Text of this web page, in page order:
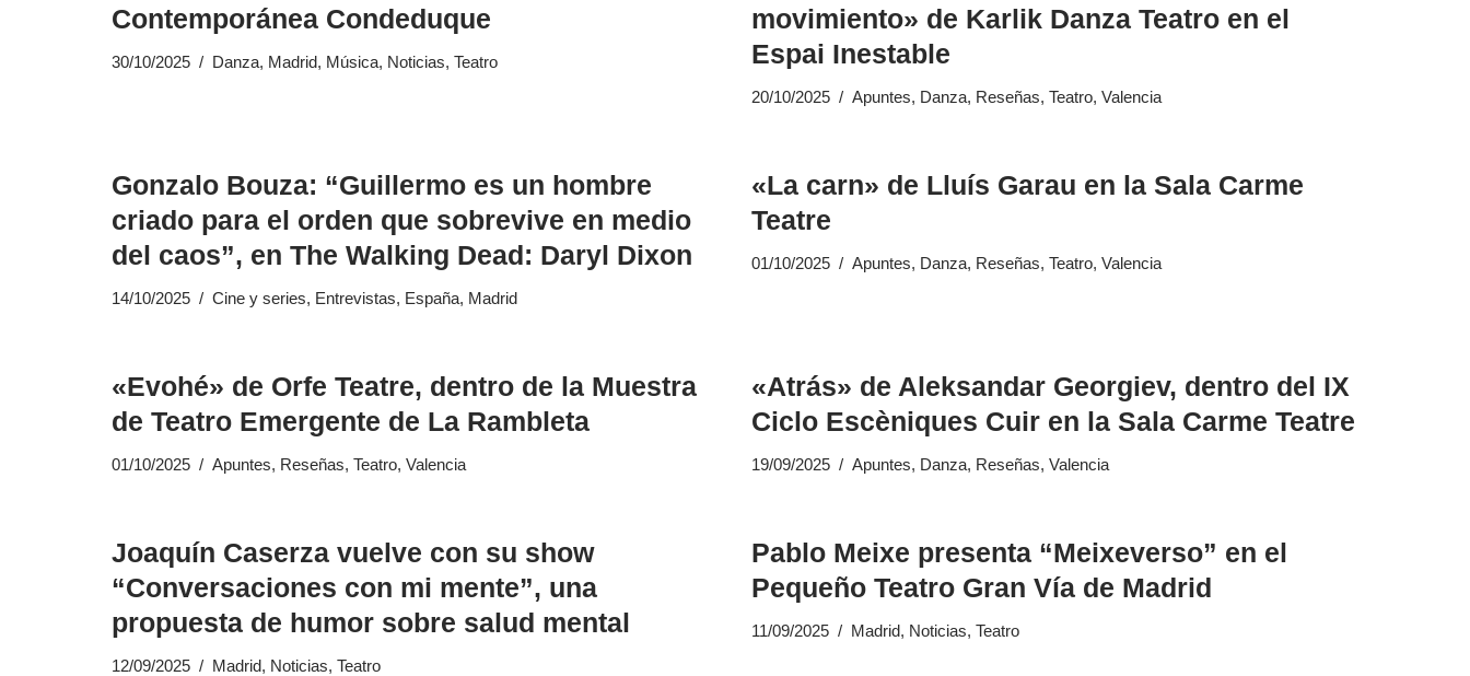
Contemporánea Condeduque
30/10/2025 Danza, Madrid, Música, Noticias, Teatro
movimiento» de Karlik Danza Teatro en el
Espai Inestable
20/10/2025 Apuntes, Danza, Reseñas, Teatro, Valencia
Gonzalo Bouza: “Guillermo es un hombre
criado para el orden que sobrevive en medio
del caos”, en The Walking Dead: Daryl Dixon
14/10/2025 Cine y series, Entrevistas, España, Madrid
«La carn» de Lluís Garau en la Sala Carme
Teatre
01/10/2025 Apuntes, Danza, Reseñas, Teatro, Valencia
«Evohé» de Orfe Teatre, dentro de la Muestra
de Teatro Emergente de La Rambleta
01/10/2025 Apuntes, Reseñas, Teatro, Valencia
«Atrás» de Aleksandar Georgiev, dentro del IX
Ciclo Escèniques Cuir en la Sala Carme Teatre
19/09/2025 Apuntes, Danza, Reseñas, Valencia
Joaquín Caserza vuelve con su show
“Conversaciones con mi mente”, una
propuesta de humor sobre salud mental
12/09/2025 Madrid, Noticias, Teatro
Pablo Meixe presenta “Meixeverso” en el
Pequeño Teatro Gran Vía de Madrid
11/09/2025 Madrid, Noticias, Teatro